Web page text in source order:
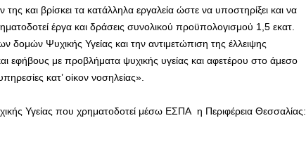
και βρίσκει τα κατάλληλα εργαλεία ώστε να υποστηρίξει και να
έργα και δράσεις συνολικού προϋπολογισμού 1,5 εκατ.
Ψυχικής Υγείας και την αντιμετώπιση της έλλειψης
εφήβους με προβλήματα ψυχικής υγείας και αφετέρου στο άμεσο
κατ’ οίκον νοσηλείας».
Υγείας που χρηματοδοτεί μέσω ΕΣΠΑ η Περιφέρεια Θεσσαλίας: